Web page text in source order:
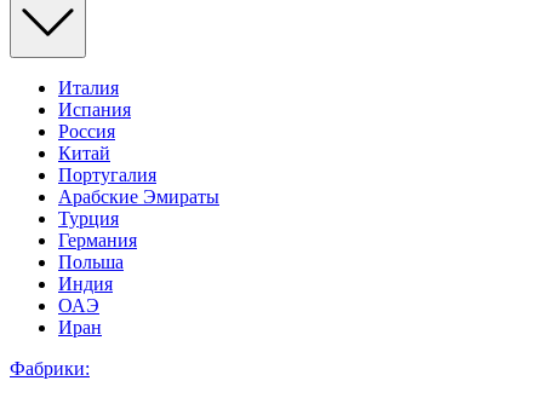
Италия
Испания
Россия
Китай
Португалия
Арабские Эмираты
Турция
Германия
Польша
Индия
ОАЭ
Иран
Фабрики: